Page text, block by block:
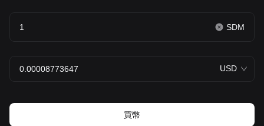
SDM
USD
買幣